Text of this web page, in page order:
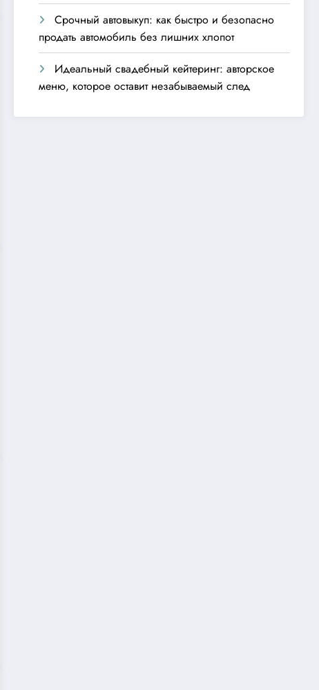
Срочный автовыкуп: как быстро и безопасно
продать автомобиль без лишних хлопот
Идеальный свадебный кейтеринг: авторское
меню, которое оставит незабываемый след